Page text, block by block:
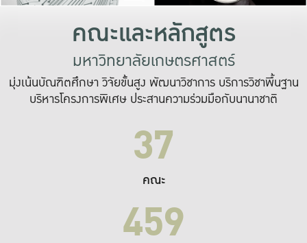
คณะและหลักสูตร
มหาวิทยาลัยเกษตรศาสตร์
มุ่งเน้นบัณฑิตศึกษา วิจัยขั้นสูง พัฒนาวิชาการ บริการวิชาพื้นฐาน
บริหารโครงการพิเศษ ประสานความร่วมมือกับนานาชาติ
37
คณะ
459